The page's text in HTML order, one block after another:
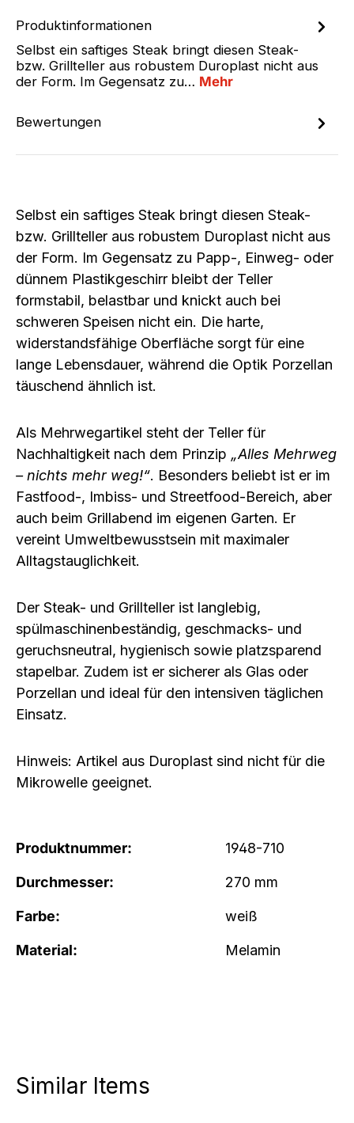
Produktinformationen
Selbst ein saftiges Steak bringt diesen Steak-
bzw. Grillteller aus robustem Duroplast nicht aus
der Form. Im Gegensatz zu… Mehr
Bewertungen
Selbst ein saftiges Steak bringt diesen Steak-
bzw. Grillteller aus robustem Duroplast nicht aus
der Form. Im Gegensatz zu Papp-, Einweg- oder
dünnem Plastikgeschirr bleibt der Teller
formstabil, belastbar und knickt auch bei
schweren Speisen nicht ein. Die harte,
widerstandsfähige Oberfläche sorgt für eine
lange Lebensdauer, während die Optik Porzellan
täuschend ähnlich ist.
Als Mehrwegartikel steht der Teller für
Nachhaltigkeit nach dem Prinzip „Alles Mehrweg
– nichts mehr weg!“. Besonders beliebt ist er im
Fastfood-, Imbiss- und Streetfood-Bereich, aber
auch beim Grillabend im eigenen Garten. Er
vereint Umweltbewusstsein mit maximaler
Alltagstauglichkeit.
Der Steak- und Grillteller ist langlebig,
spülmaschinenbeständig, geschmacks- und
geruchsneutral, hygienisch sowie platzsparend
stapelbar. Zudem ist er sicherer als Glas oder
Porzellan und ideal für den intensiven täglichen
Einsatz.
Hinweis: Artikel aus Duroplast sind nicht für die
Mikrowelle geeignet.
Produktnummer: 1948-710
Durchmesser: 270 mm
Farbe: weiß
Material: Melamin
Produktgalerie überspringen
Similar Items